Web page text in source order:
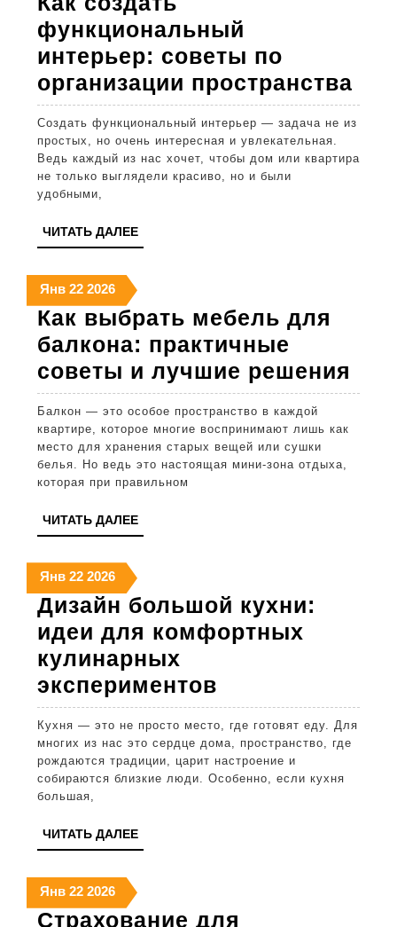
20262026 2026
функциональный
интерьер: советы по
организации пространства
Создать функциональный интерьер — задача не из
простых, но очень интересная и увлекательная.
Ведь каждый из нас хочет, чтобы дом или квартира
не только выглядели красиво, но и были
удобными,
ЧИТАТЬ ДАЛЕЕЧИТАТЬ
ДАЛЕЕ
Янв22
января
2026
2222
января
2026
202622
января
2026
Как выбрать мебель для
балкона: практичные
советы и лучшие решения
Балкон — это особое пространство в каждой
квартире, которое многие воспринимают лишь как
место для хранения старых вещей или сушки
белья. Но ведь это настоящая мини-зона отдыха,
которая при правильном
ЧИТАТЬ ДАЛЕЕЧИТАТЬ
ДАЛЕЕ
Янв22
января
2026
2222
января
2026
202622
января
2026
Дизайн большой кухни:
идеи для комфортных
кулинарных
экспериментов
большой
кухни:
идеи
для
Кухня — это не просто место, где готовят еду. Для
многих из нас это сердце дома, пространство, где
рождаются традиции, царит настроение и
собираются близкие люди. Особенно, если кухня
большая,
ЧИТАТЬ ДАЛЕЕЧИТАТЬ
ДАЛЕЕ
Янв22
января
2222
января
202622
января
Страхование для